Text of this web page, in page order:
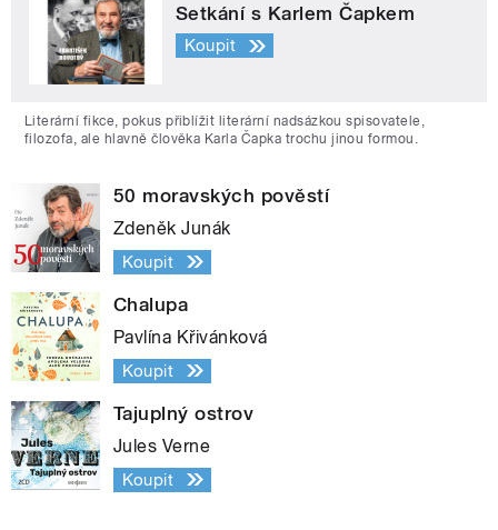
Setkání s Karlem Čapkem
Koupit
Literární fikce, pokus přiblížit literární nadsázkou spisovatele,
filozofa, ale hlavně člověka Karla Čapka trochu jinou formou.
50 moravských pověstí
Zdeněk Junák
Koupit
Chalupa
Pavlína Křivánková
Koupit
Tajuplný ostrov
Jules Verne
Koupit